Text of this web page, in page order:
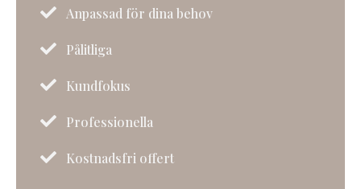
 Anpassad för dina behov
 Pålitliga
 Kundfokus
 Professionella
 Kostnadsfri offert